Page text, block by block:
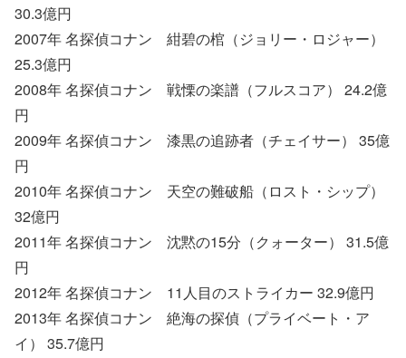
30.3億円
2007年 名探偵コナン 紺碧の棺（ジョリー・ロジャー）
25.3億円
2008年 名探偵コナン 戦慄の楽譜（フルスコア） 24.2億
円
2009年 名探偵コナン 漆黒の追跡者（チェイサー） 35億
円
2010年 名探偵コナン 天空の難破船（ロスト・シップ）
32億円
2011年 名探偵コナン 沈黙の15分（クォーター） 31.5億
円
2012年 名探偵コナン 11人目のストライカー 32.9億円
2013年 名探偵コナン 絶海の探偵（プライベート・ア
イ） 35.7億円